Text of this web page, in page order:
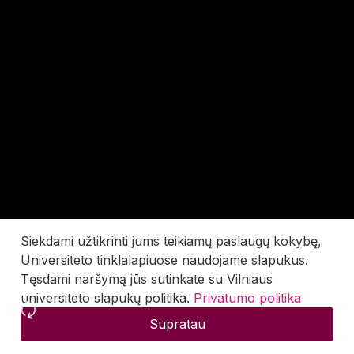
Siekdami užtikrinti jums teikiamų paslaugų kokybę,
Universiteto tinklalapiuose naudojame slapukus.
Tęsdami naršymą jūs sutinkate su Vilniaus
universiteto slapukų politika. Privatumo politika
Supratau